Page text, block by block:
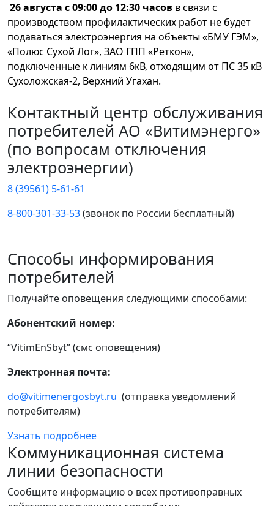
26 августа с 09:00 до 12:30 часов в связи с
производством профилактических работ не будет
подаваться электроэнергия на объекты «БМУ ГЭМ»,
«Полюс Сухой Лог», ЗАО ГПП «Реткон»,
подключенные к линиям 6кВ, отходящим от ПС 35 кВ
Сухоложская-2, Верхний Угахан.
Контактный центр обслуживания
потребителей АО «Витимэнерго»
(по вопросам отключения
электроэнергии)
8 (39561) 5-61-61
8-800-301-33-53(звонок по России бесплатный)
Способы информирования
потребителей
Получайте оповещения следующими способами:
Абонентский номер:
“VitimEnSbyt” (смс оповещения)
Электронная почта:
do@vitimenergosbyt.ru (отправка уведомлений
потребителям)
Узнать подробнее
Коммуникационная система
линии безопасности
Сообщите информацию о всех противоправных